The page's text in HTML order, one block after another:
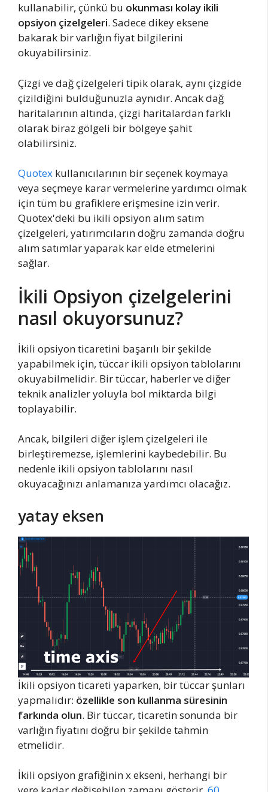
kullanabilir, çünkü bu okunması kolay ikili
opsiyon çizelgeleri. Sadece dikey eksene
bakarak bir varlığın fiyat bilgilerini
okuyabilirsiniz.
Çizgi ve dağ çizelgeleri tipik olarak, aynı çizgide
çizildiğini bulduğunuzla aynıdır. Ancak dağ
haritalarının altında, çizgi haritalardan farklı
olarak biraz gölgeli bir bölgeye şahit
olabilirsiniz.
Quotex kullanıcılarının bir seçenek koymaya
veya seçmeye karar vermelerine yardımcı olmak
için tüm bu grafiklere erişmesine izin verir.
Quotex'deki bu ikili opsiyon alım satım
çizelgeleri, yatırımcıların doğru zamanda doğru
alım satımlar yaparak kar elde etmelerini
sağlar.
İkili Opsiyon çizelgelerini
nasıl okuyorsunuz?
İkili opsiyon ticaretini başarılı bir şekilde
yapabilmek için, tüccar ikili opsiyon tablolarını
okuyabilmelidir. Bir tüccar, haberler ve diğer
teknik analizler yoluyla bol miktarda bilgi
toplayabilir.
Ancak, bilgileri diğer işlem çizelgeleri ile
birleştiremezse, işlemlerini kaybedebilir. Bu
nedenle ikili opsiyon tablolarını nasıl
okuyacağınızı anlamanıza yardımcı olacağız.
yatay eksen
İkili opsiyon ticareti yaparken, bir tüccar şunları
yapmalıdır: özellikle son kullanma süresinin
farkında olun. Bir tüccar, ticaretin sonunda bir
varlığın fiyatını doğru bir şekilde tahmin
etmelidir.
İkili opsiyon grafiğinin x ekseni, herhangi bir